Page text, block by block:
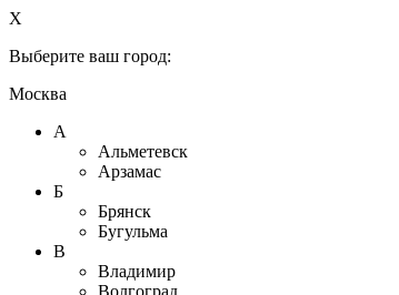
X
Выберите ваш город:
Москва
А
Альметевск
Арзамас
Б
Брянск
Бугульма
В
Владимир
Волгоград